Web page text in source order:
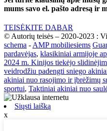
mums savo el. pašto adresą ir
TEISĖKITE DABAR
© Autorių teisės – 2020-2023 :
schema - AMP mobiliesiems
pardavėjas, klasikiniai armijoje
2024 m. Kinijos tiekėjo
veidrodžiu padengti sniego
akiniai nuo rasojimo ir įbrėžimų
sportui, Taktiniai akiniai nuo
Siųsti laišką
x